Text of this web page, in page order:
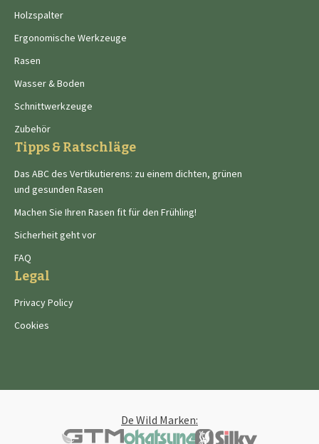
Holzspalter
Ergonomische Werkzeuge
Rasen
Wasser & Boden
Schnittwerkzeuge
Zubehör
Tipps & Ratschläge
Das ABC des Vertikutierens: zu einem dichten, grünen
und gesunden Rasen
Machen Sie Ihren Rasen fit für den Frühling!
Sicherheit geht vor
FAQ
Legal
Privacy Policy
Cookies
De Wild Marken: